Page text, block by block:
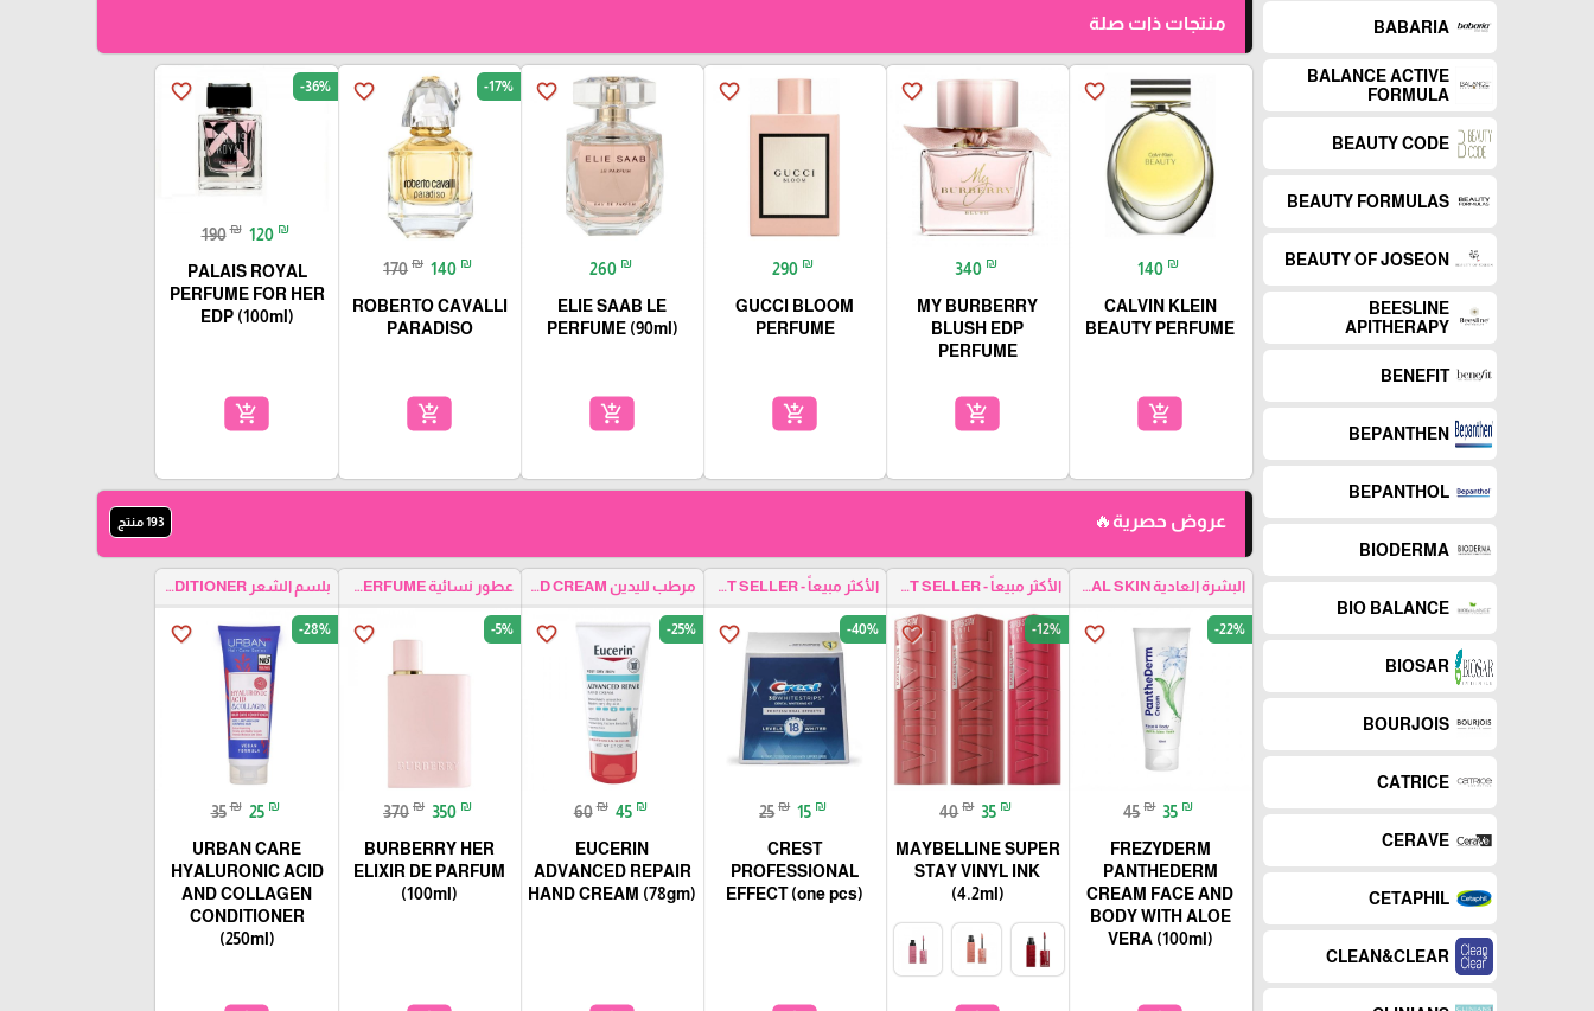
BABARIA
BALANCE ACTIVE
FORMULA
BEAUTY CODE
BEAUTY FORMULAS
BEAUTY OF JOSEON
BEESLINE
APITHERAPY
BENEFIT
BEPANTHEN
BEPANTHOL
BIODERMA
BIO BALANCE
BIOSAR
BOURJOIS
CATRICE
CERAVE
CETAPHIL
CLEAN&CLEAR
منتجات ذات صلة
favorite_border
140 ₪
CALVIN KLEIN
BEAUTY PERFUME
add_shopping_cart
favorite_border
340 ₪
MY BURBERRY
BLUSH EDP
PERFUME
add_shopping_cart
favorite_border
290 ₪
GUCCI BLOOM
PERFUME
add_shopping_cart
favorite_border
260 ₪
ELIE SAAB LE
PERFUME (90ml)
add_shopping_cart
favorite_border -17%
170 ₪ 140 ₪
ROBERTO CAVALLI
PARADISO
add_shopping_cart
favorite_border -36%
190 ₪ 120 ₪
PALAIS ROYAL
PERFUME FOR HER
EDP (100ml)
add_shopping_cart
عروض حصرية🔥 193 منتج
البشرة العادية NORMAL SKIN
favorite_border -22%
45 ₪ 35 ₪
FREZYDERM
PANTHEDERM
CREAM FACE AND
BODY WITH ALOE
VERA (100ml)
الأكثر مبيعاً - BEST SELLER
favorite_border -12%
40 ₪ 35 ₪
MAYBELLINE SUPER
STAY VINYL INK
(4.2ml)
الأكثر مبيعاً - BEST SELLER
favorite_border -40%
25 ₪ 15 ₪
CREST
PROFESSIONAL
EFFECT (one pcs)
مرطب لليدين HAND CREAM
favorite_border -25%
60 ₪ 45 ₪
EUCERIN
ADVANCED REPAIR
HAND CREAM (78gm)
عطور نسائية WOMEN PERFUME
favorite_border -5%
370 ₪ 350 ₪
BURBERRY HER
ELIXIR DE PARFUM
(100ml)
بلسم الشعر HAIR CONDITIONER
favorite_border -28%
35 ₪ 25 ₪
URBAN CARE
HYALURONIC ACID
AND COLLAGEN
CONDITIONER
(250ml)